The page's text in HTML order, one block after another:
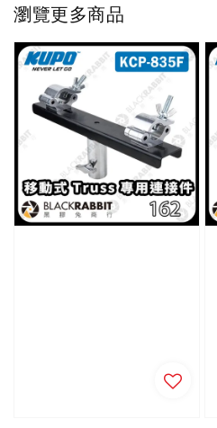
瀏覽更多商品